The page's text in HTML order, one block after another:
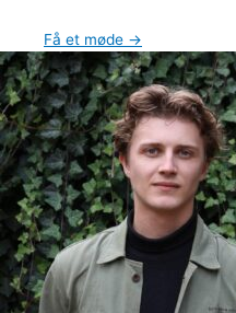
Få et møde →